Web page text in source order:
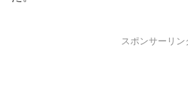
スポンサーリン